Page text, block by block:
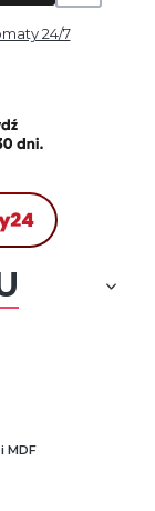
24/7
MDF